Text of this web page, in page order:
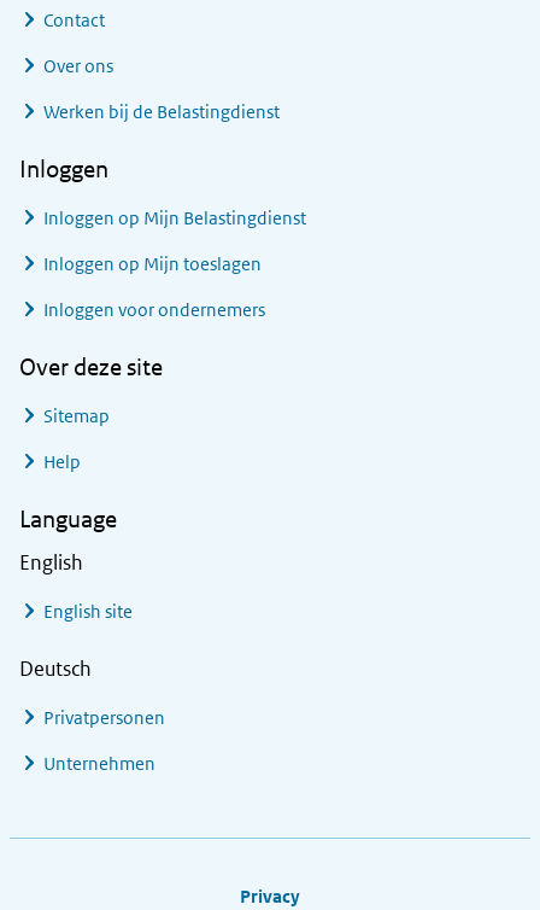
Contact
Over ons
Werken bij de Belastingdienst
Inloggen
Inloggen op Mijn Belastingdienst
Inloggen op Mijn toeslagen
Inloggen voor ondernemers
Over deze site
Sitemap
Help
Language
English
English site
Deutsch
Privatpersonen
Unternehmen
Privacy